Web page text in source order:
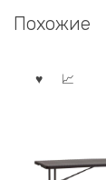
Похожие